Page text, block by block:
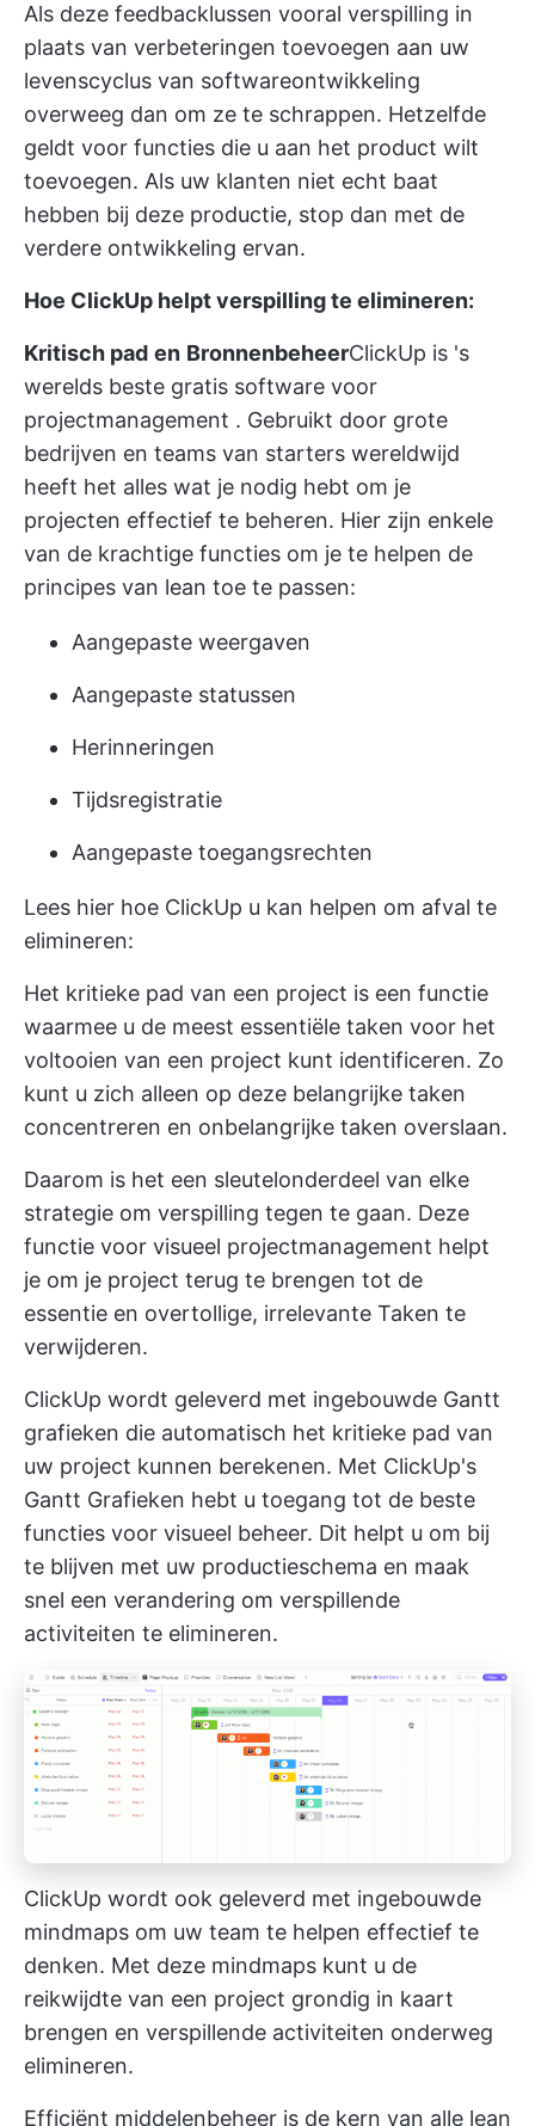
Als deze feedbacklussen vooral verspilling in
plaats van verbeteringen toevoegen aan uw
levenscyclus van softwareontwikkeling
overweeg dan om ze te schrappen. Hetzelfde
geldt voor functies die u aan het product wilt
toevoegen. Als uw klanten niet echt baat
hebben bij deze productie, stop dan met de
verdere ontwikkeling ervan.
Hoe ClickUp helpt verspilling te elimineren:
Kritisch pad en BronnenbeheerClickUp is 's
werelds beste gratis software voor
projectmanagement . Gebruikt door grote
bedrijven en teams van starters wereldwijd
heeft het alles wat je nodig hebt om je
projecten effectief te beheren. Hier zijn enkele
van de krachtige functies om je te helpen de
principes van lean toe te passen:
Aangepaste weergaven
Aangepaste statussen
Herinneringen
Tijdsregistratie
Aangepaste toegangsrechten
Lees hier hoe ClickUp u kan helpen om afval te
elimineren:
Het kritieke pad van een project is een functie
waarmee u de meest essentiële taken voor het
voltooien van een project kunt identificeren. Zo
kunt u zich alleen op deze belangrijke taken
concentreren en onbelangrijke taken overslaan.
Daarom is het een sleutelonderdeel van elke
strategie om verspilling tegen te gaan. Deze
functie voor visueel projectmanagement helpt
je om je project terug te brengen tot de
essentie en overtollige, irrelevante Taken te
verwijderen.
ClickUp wordt geleverd met ingebouwde Gantt
grafieken die automatisch het kritieke pad van
uw project kunnen berekenen. Met ClickUp's
Gantt Grafieken hebt u toegang tot de beste
functies voor visueel beheer. Dit helpt u om bij
te blijven met uw productieschema en maak
snel een verandering om verspillende
activiteiten te elimineren.
ClickUp wordt ook geleverd met ingebouwde
mindmaps om uw team te helpen effectief te
denken. Met deze mindmaps kunt u de
reikwijdte van een project grondig in kaart
brengen en verspillende activiteiten onderweg
elimineren.
Efficiënt middelenbeheer is de kern van alle lean